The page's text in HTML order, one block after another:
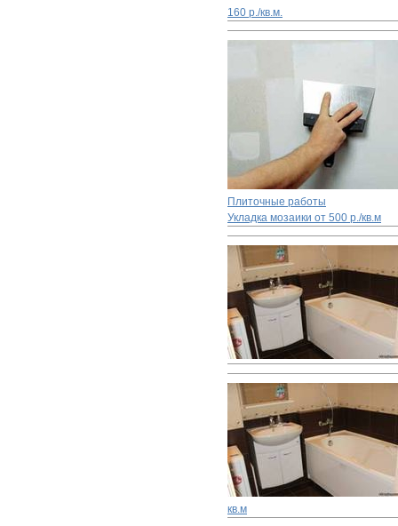
160 р./кв.м.
Плиточные работы
Укладка мозаики от 500 р./кв.м
кв.м